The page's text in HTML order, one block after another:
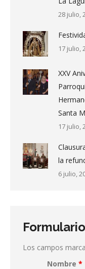
28 julio,
17 julio,
XXV
Santa
17 julio,
la
6 julio,
Los campos
Nombre*